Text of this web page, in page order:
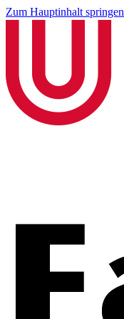
Zum Hauptinhalt springen